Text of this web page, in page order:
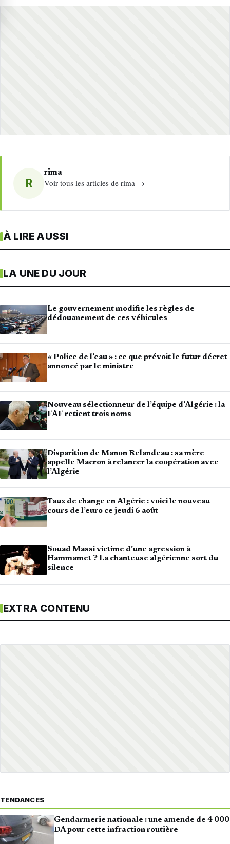
R
rima
Voir tous les articles de rima →
À LIRE AUSSI
LA UNE DU JOUR
Le gouvernement modifie les règles de
dédouanement de ces véhicules
« Police de l’eau » : ce que prévoit le futur décret
annoncé par le ministre
Nouveau sélectionneur de l’équipe d’Algérie : la
FAF retient trois noms
Disparition de Manon Relandeau : sa mère
appelle Macron à relancer la coopération avec
l’Algérie
Taux de change en Algérie : voici le nouveau
cours de l’euro ce jeudi 6 août
Souad Massi victime d’une agression à
Hammamet ? La chanteuse algérienne sort du
silence
EXTRA CONTENU
TENDANCES
Gendarmerie nationale : une amende de 4 000
DA pour cette infraction routière